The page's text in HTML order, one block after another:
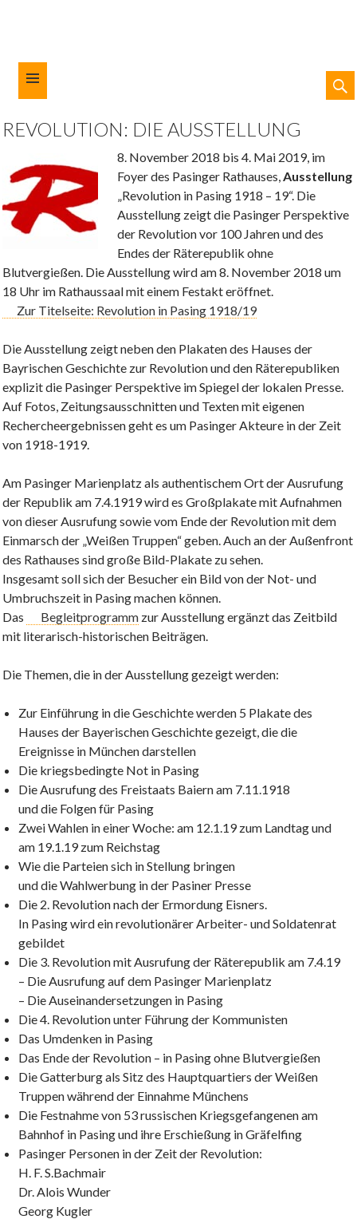
INHALT
Kulturforum München-West
REVOLUTION: DIE AUSSTELLUNG
8. November 2018 bis 4. Mai 2019, im
Foyer des Pasinger Rathauses,Ausstellung
„Revolution in Pasing 1918 – 19“. Die
Ausstellung zeigt die Pasinger Perspektive
der Revolution vor 100 Jahren und des
Endes der Räterepublik ohne
Blutvergießen. Die Ausstellung wird am 8. November 2018 um
18 Uhr im Rathaussaal mit einem Festakt eröffnet.
Zur Titelseite: Revolution in Pasing 1918/19
Die Ausstellung zeigt neben den Plakaten des Hauses der
Bayrischen Geschichte zur Revolution und den Räterepubliken
explizit die Pasinger Perspektive im Spiegel der lokalen Presse.
Auf Fotos, Zeitungsausschnitten und Texten mit eigenen
Rechercheergebnissen geht es um Pasinger Akteure in der Zeit
von 1918-1919.
Am Pasinger Marienplatz als authentischem Ort der Ausrufung
der Republik am 7.4.1919 wird es Großplakate mit Aufnahmen
von dieser Ausrufung sowie vom Ende der Revolution mit dem
Einmarsch der „Weißen Truppen“ geben. Auch an der Außenfront
des Rathauses sind große Bild-Plakate zu sehen.
Insgesamt soll sich der Besucher ein Bild von der Not- und
Umbruchszeit in Pasing machen können.
Das
Begleitprogramm zur Ausstellung ergänzt das Zeitbild
mit literarisch-historischen Beiträgen.
Die Themen, die in der Ausstellung gezeigt werden:
Zur Einführung in die Geschichte werden 5 Plakate des
Hauses der Bayerischen Geschichte gezeigt, die die
Ereignisse in München darstellen
Die kriegsbedingte Not in Pasing
Die Ausrufung des Freistaats Baiern am 7.11.1918
und die Folgen für Pasing
Zwei Wahlen in einer Woche: am 12.1.19 zum Landtag und
am 19.1.19 zum Reichstag
Wie die Parteien sich in Stellung bringen
und die Wahlwerbung in der Pasiner Presse
Die 2. Revolution nach der Ermordung Eisners.
In Pasing wird ein revolutionärer Arbeiter- und Soldatenrat
gebildet
Die 3. Revolution mit Ausrufung der Räterepublik am 7.4.19
– Die Ausrufung auf dem Pasinger Marienplatz
– Die Auseinandersetzungen in Pasing
Die 4. Revolution unter Führung der Kommunisten
Das Umdenken in Pasing
Das Ende der Revolution – in Pasing ohne Blutvergießen
Die Gatterburg als Sitz des Hauptquartiers der Weißen
Truppen während der Einnahme Münchens
Die Festnahme von 53 russischen Kriegsgefangenen am
Bahnhof in Pasing und ihre Erschießung in Gräfelfing
Pasinger Personen in der Zeit der Revolution:
H. F. S.Bachmair
Dr. Alois Wunder
Georg Kugler